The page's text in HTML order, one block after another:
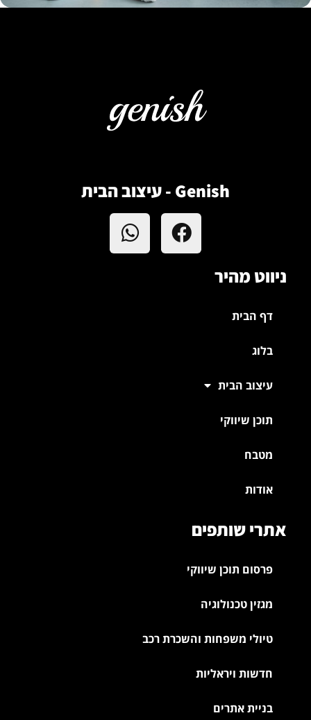
Genish - עיצוב הבית
ניווט מהיר
דף הבית
בלוג
עיצוב הבית
תוכן שיווקי
מטבח
אודות
אתרי שותפים
פרסום תוכן שיווקי
מגזין טכנולוגיה
טיולי משפחות והשכרת רכב
חדשות ויראליות
בניית אתרים